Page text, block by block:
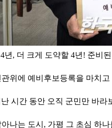
4년 , 더 크게 도약할 4년 ! 준비
위에 예비후보등록을 마치
시간 동안 오직 군민만 바라
나는 도시 , 가평 그 초심 하